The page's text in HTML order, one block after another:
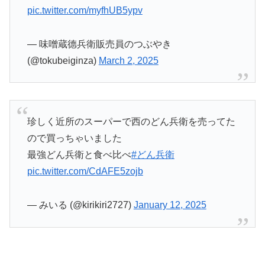
pic.twitter.com/myfhUB5ypv
— 味噌蔵德兵衛販売員のつぶやき
(@tokubeiginza) March 2, 2025
珍しく近所のスーパーで西のどん兵衛を売ってた
ので買っちゃいました
最強どん兵衛と食べ比べ#どん兵衛
pic.twitter.com/CdAFE5zojb
— みいる (@kirikiri2727) January 12, 2025